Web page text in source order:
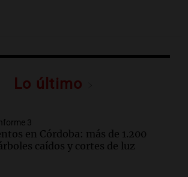
Lo último
3
en Córdoba: más de 1.200
caídos y cortes de luz